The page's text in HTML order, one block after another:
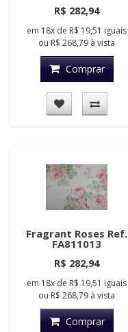
R$ 282,94
em 18x de R$ 19,51 iguais
ou R$ 268,79 à vista
Comprar
Fragrant Roses Ref.
FA811013
R$ 282,94
em 18x de R$ 19,51 iguais
ou R$ 268,79 à vista
Comprar